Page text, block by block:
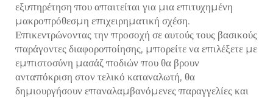
εξυπηρέτηση που απαιτείται για μια επιτυχημένη
μακροπρόθεσμη επιχειρηματική σχέση.
Επικεντρώνοντας την προσοχή σε αυτούς τους βασικούς
παράγοντες διαφοροποίησης, μπορείτε να επιλέξετε με
εμπιστοσύνη μασάζ ποδιών που θα βρουν
ανταπόκριση στον τελικό καταναλωτή, θα
δημιουργήσουν επαναλαμβανόμενες παραγγελίες και